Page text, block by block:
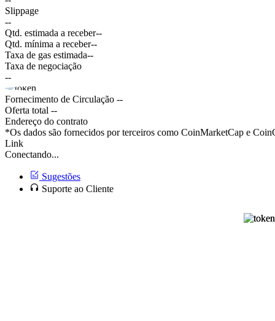
Slippage
--
Qtd. estimada a receber--
Qtd. mínima a receber--
Taxa de gas estimada--
Taxa de negociação
--
Fornecimento de Circulação --
Oferta total --
Endereço do contrato
*Os dados são fornecidos por terceiros como CoinMarketCap e
Link
Conectando...
Sugestões
Suporte ao Cliente